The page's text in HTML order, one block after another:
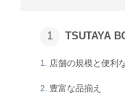
TSUTAYA
店舗の規模と便利
豊富な品揃え